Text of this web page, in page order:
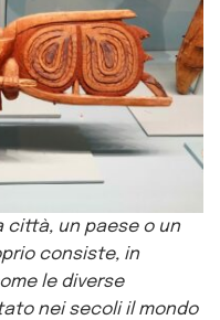
città, un paese o un
consiste, in
le diverse
nei secoli il mondo